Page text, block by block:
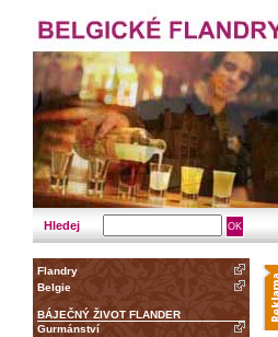
Hledej
Flandry
Belgie
BÁJEČNÝ ŽIVOT FLANDER
Gurmánství